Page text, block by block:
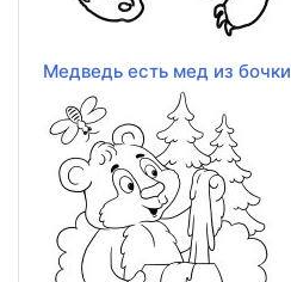
Медведь есть мед из бочки